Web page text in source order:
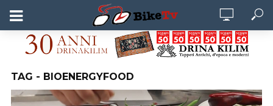
TAG - BIOENERGYFOOD